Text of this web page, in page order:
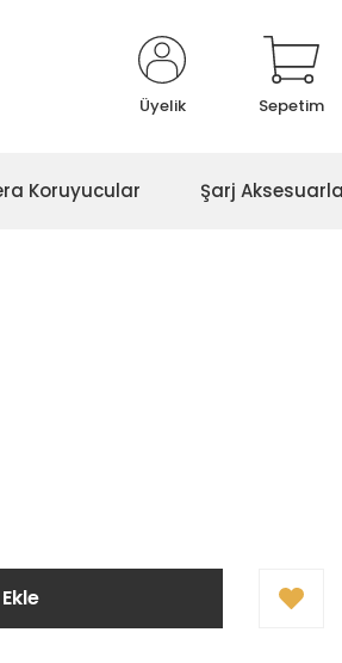
Üyelik Sepetim
Koruyucular Şarj